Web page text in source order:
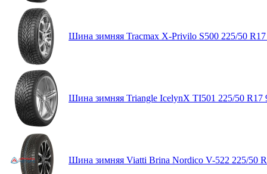
Шина зимняя Tracmax X-Privilo S500 225/50
Шина зимняя Triangle IcelynX TI501 225/50 R17
Шина зимняя Viatti Brina Nordico V-522 225/50